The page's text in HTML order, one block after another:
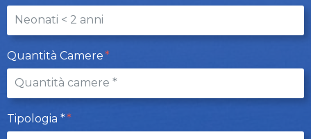
Quantità Camere
Tipologia *